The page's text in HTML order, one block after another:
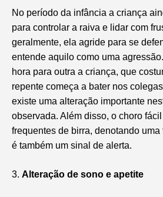
No período da infância a criança
para controlar a raiva e lidar com
geralmente, ela agride para se
entende aquilo como uma
hora para outra a criança, que
repente começa a bater nos
existe uma alteração importante
observada. Além disso, o choro
frequentes de birra, denotando
é também um sinal de alerta.
3. Alteração de sono e apetite